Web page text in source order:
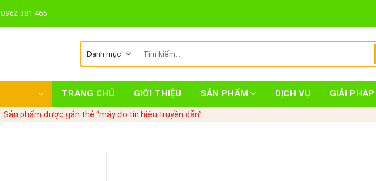
0962 381 465
kiếm:
TRANG CHỦ GIỚI THIỆU SẢN PHẨM DỊCH VỤ GIẢI PHÁP
Sản phẩm được gắn thẻ “máy đo tín hiệu truyền dẫn”